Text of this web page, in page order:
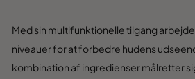
Med sin multifunktionelle tilgang
niveauer for at forbedre hudens
kombination af ingredienser målretter